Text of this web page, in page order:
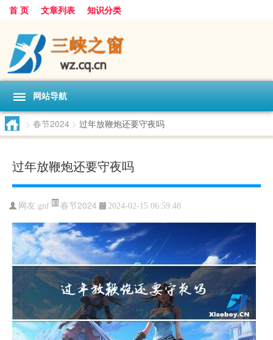
首 页 文章列表 知识分类
网站导航
> 春节2024 > 过年放鞭炮还要守夜吗
过年放鞭炮还要守夜吗
网友:gnf 春节2024 2024-02-15 06:59:48